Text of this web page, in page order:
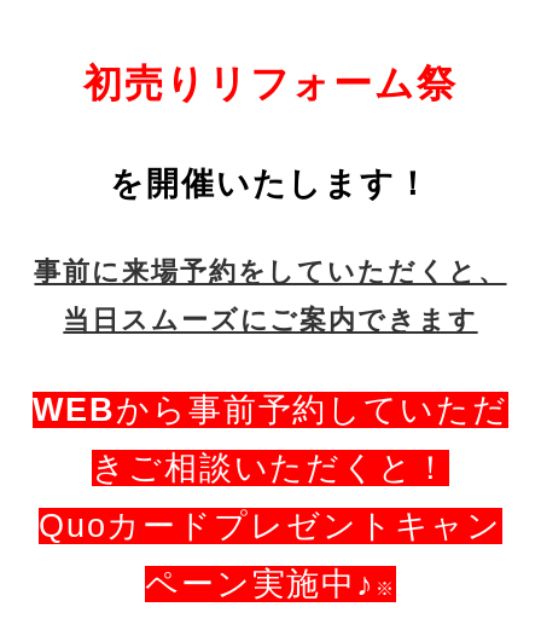
初売りリフォーム祭
を開催いたします！
事前に来場予約をしていただくと、
当日スムーズにご案内できます
WEBから事前予約していただ
きご相談いただくと！
Quoカードプレゼントキャン
ペーン実施中♪ ※